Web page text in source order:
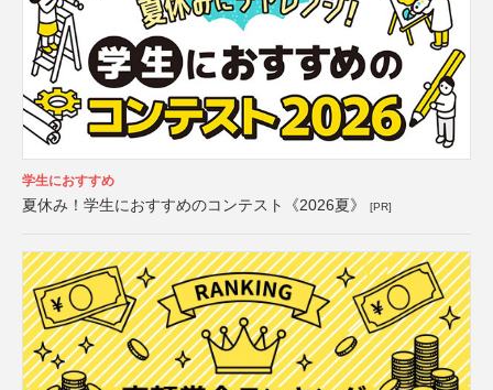
学生におすすめ
夏休み！学生におすすめのコンテスト《2026夏》 [PR]